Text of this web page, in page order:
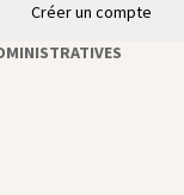
Créer un compte